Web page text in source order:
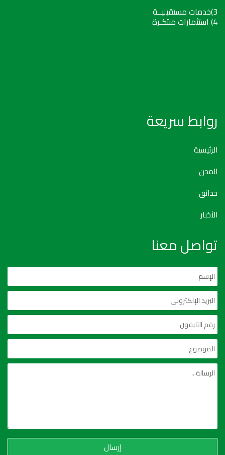
3)خدمات مستقبليــة
4) استثمارات مبتكـرة
روابط سريعة
الرئيسية
المدن
حدائق
الأخبار
تواصل معنا
إرسال